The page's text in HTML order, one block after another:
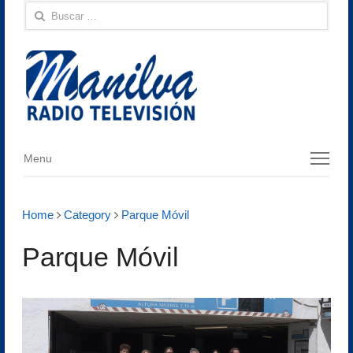
Menu
Home Category Parque Móvil
Parque Móvil